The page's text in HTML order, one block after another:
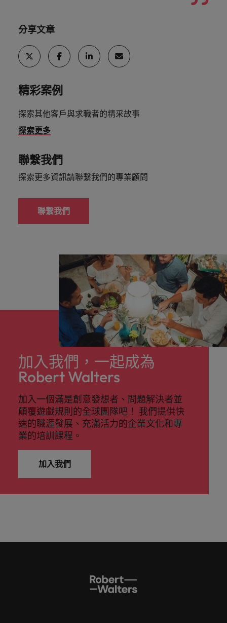
分享文章
精彩案例
探索其他客戶與求職者的精采故事
探索更多
聯繫我們
探索更多資訊請聯繫我們的專業顧問
聯繫我們
加入我們，一起成為
Robert Walters
加入一個滿是創意發想者、問題解決者並
顛覆遊戲規則的全球團隊吧！ 我們提供快
速的職涯發展、充滿活力的企業文化和專
業的培訓課程。
加入我們